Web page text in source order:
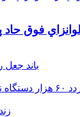
فوق
باند جعل
از پایانه‌های مرزی آذربایجان ‌غربی